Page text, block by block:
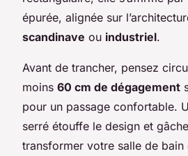
épurée, alignée sur
scandinave ou industriel.
Avant de trancher, pensez
moins 60 cm de dégagement
pour un passage confortable.
serré étouffe le design et
transformer votre salle de bain